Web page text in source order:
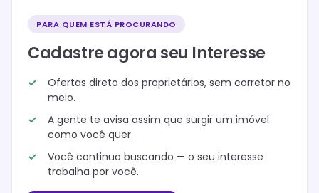
PARA QUEM ESTÁ PROCURANDO
Cadastre agora seu Interesse
Ofertas direto dos proprietários, sem corretor no
meio.
A gente te avisa assim que surgir um imóvel
como você quer.
Você continua buscando — o seu interesse
trabalha por você.